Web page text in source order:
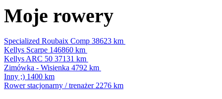
Moje rowery
Specialized Roubaix Comp 38623 km
Kellys Scarpe 146860 km
Kellys ARC 50 37131 km
Zimówka - Wisienka 4792 km
Inny ;) 1400 km
Rower stacjonarny / trenażer 2276 km